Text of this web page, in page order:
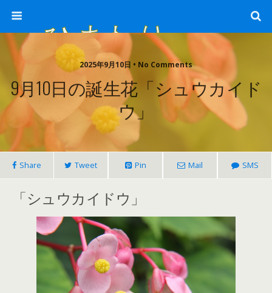
ひまわり畑 sunflower-field
2025年9月10日 • No Comments
9月10日の誕生花「シュウカイド
ウ」
Share Tweet Pin Mail SMS
「シュウカイドウ」